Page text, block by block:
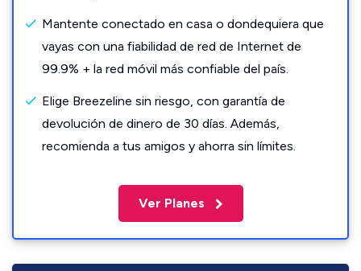
Mantente conectado en casa o dondequiera que
vayas con una fiabilidad de red de Internet de
99.9% + la red móvil más confiable del país.
Elige Breezeline sin riesgo, con garantía de
devolución de dinero de 30 días. Además,
recomienda a tus amigos y ahorra sin límites.
Ver Planes